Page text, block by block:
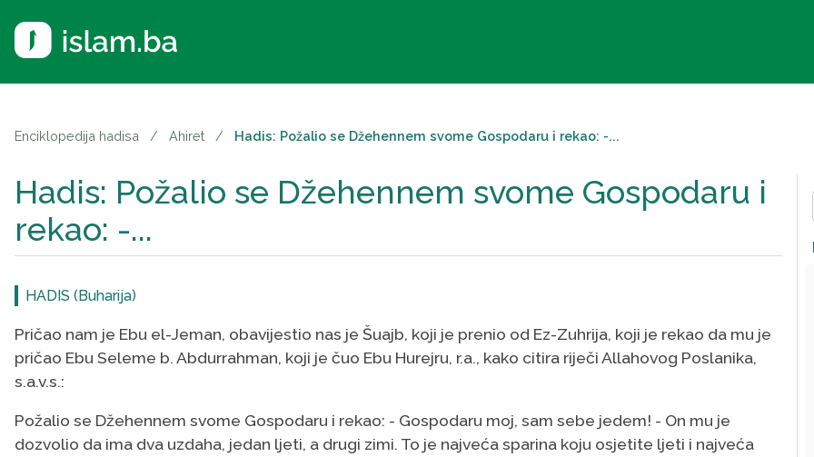
Enciklopedija hadisa / Ahiret / Hadis: Požalio se Džehennem svome Gospodaru i rekao: -...
Hadis: Požalio se Džehennem svome Gospodaru i
rekao: -...
HADIS (Buharija)
Pričao nam je Ebu el-Jeman, obavijestio nas je Šuajb, koji je prenio od Ez-Zuhrija, koji je rekao da mu je
pričao Ebu Seleme b. Abdurrahman, koji je čuo Ebu Hurejru, r.a., kako citira riječi Allahovog Poslanika,
s.a.v.s.:
Požalio se Džehennem svome Gospodaru i rekao: - Gospodaru moj, sam sebe jedem! - On mu je
dozvolio da ima dva uzdaha, jedan ljeti, a drugi zimi. To je najveća sparina koju osjetite ljeti i najveća